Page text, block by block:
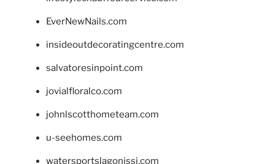
EverNewNails.com
insideoutdecoratingcentre.com
salvatoresinpoint.com
jovialfloralco.com
johnlscotthometeam.com
u-seehomes.com
watersportslagonissi.com